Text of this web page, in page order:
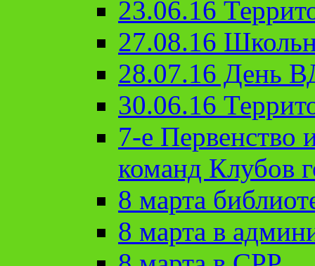
23.06.16
27.08.16
28.07.16 День
30.06.16
7-е Первенство
команд Клубов
8 марта
8 марта в